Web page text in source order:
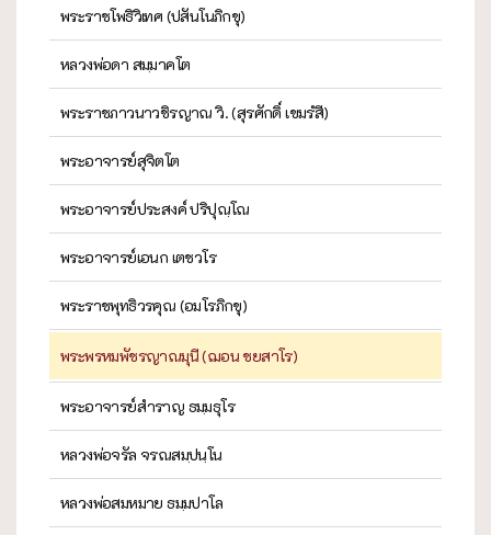
พระราชโพธิวิเทศ (ปสันโนภิกขุ)
หลวงพ่อดา สมฺมาคโต
พระราชภาวนาวชิรญาณ วิ. (สุรศักดิ์ เขมรํสี)
พระอาจารย์สุจิตโต
พระอาจารย์ประสงค์ ปริปุณฺโณ
พระอาจารย์เอนก เตชวโร
พระราชพุทธิวรคุณ (อมโรภิกขุ)
พระพรหมพัชรญาณมุนี (ฌอน ชยสาโร)
พระอาจารย์สำราญ ธมฺมธุโร
หลวงพ่อจรัล จรณสมฺปนฺโน
หลวงพ่อสมหมาย ธมฺมปาโล